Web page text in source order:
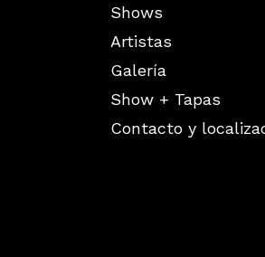
Shows
Artistas
Galería
Show + Tapas
Contacto y